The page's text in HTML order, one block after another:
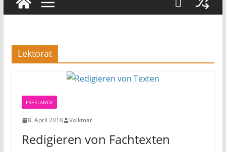
Lektorat
FREELANCE
8. April 2018 Volkmar
Redigieren von Fachtexten